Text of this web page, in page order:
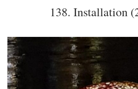
138. Installation